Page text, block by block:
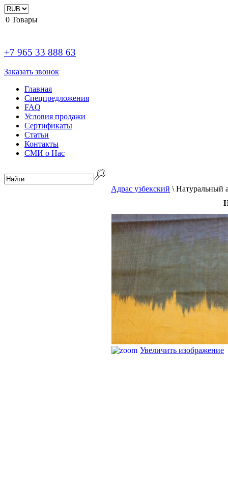
0 Товары
+7 965 33 888 63
Заказать звонок
Главная
Спецпредложения
FAQ
Условия продажи
Сертификаты
Статьи
Контакты
СМИ о Нас
Адрас узбекский \ Натуральный
Увеличить изображение